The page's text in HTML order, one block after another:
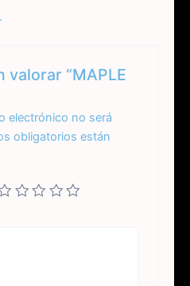
valorar “MAPLE
electrónico no será
obligatorios están